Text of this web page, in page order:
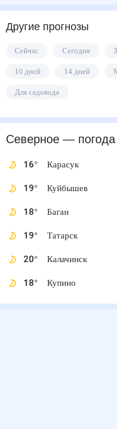
Другие прогнозы
Сейчас Сегодня
10 дней 14 дней
Для садовода
Северное — погода
16° Карасук
19° Куйбышев
18° Баган
19° Татарск
20° Калачинск
18° Купино